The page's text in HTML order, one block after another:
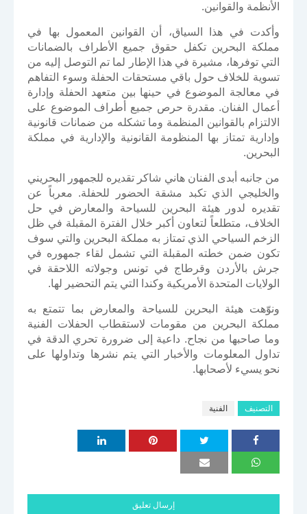
الأنظمة والقوانين.
وأكدت في هذا السياق، أن القوانين المعمول بها في
مملكة البحرين تكفل حقوق جميع الأطراف بالضمانات
التي توفرها، مشيرة في هذا الإطار لما تم التوصل إليه من
تسوية للخلاف حول باقي مستحقات الحفلة وسوء التفاهم
في معالجة الموضوع في حينها بين متعهد الحفلة وإدارة
أعمال الفنان. مقدرة حرص جميع أطراف الموضوع على
الالتزام بالقوانين المنظمة وما تشكله من ضمانات قانونية
وإدارية تمتاز بها المنظومة القانونية والإدارية في مملكة
البحرين.
من جانبه أبدى الفنان هاني شاكر تقديره للجمهور البحريني
والخليجي الذي تكبد مشقة الحضور للحفلة. معرباً عن
تقديره لدور هيئة البحرين للسياحة والمعارض في حل
الخلاف، متطلعاً لتعاون أكبر خلال الفترة المقبلة في ظل
الزخم السياحي الذي تمتاز به مملكة البحرين والتي سوف
تكون ضمن خطته المقبلة التي تشمل لقاء جمهوره في
جرش بالأردن وقرطاج في تونس وجولاته اللاحقة في
الولايات المتحدة الأمريكية وكندا التي يتم التحضير لها.
ونوّهت هيئة البحرين للسياحة والمعارض بما تتمتع به
مملكة البحرين من مقومات لاستقطاب الحفلات الفنية
وما صاحبها من نجاح. داعية إلى ضرورة تحري الدقة في
تداول المعلومات والأخبار التي يتم نشرها وتداولها على
نحو يسيء لأصحابها.
التصنيف الفنية
إرسال تعليق